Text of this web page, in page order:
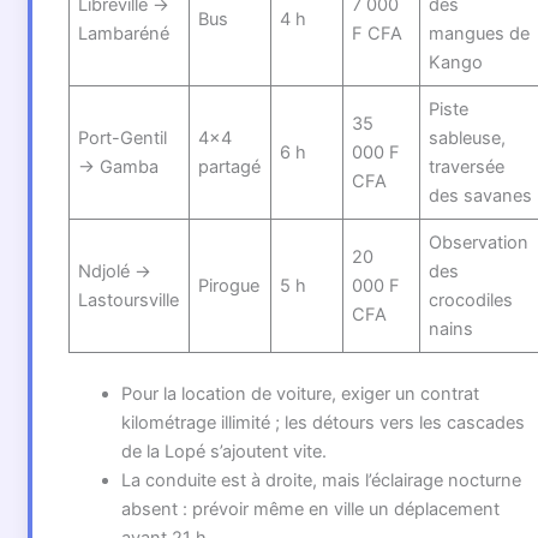
Libreville →
Lambaréné
Bus 4 h
7 000
F CFA
des
mangues de
Kango
Port-Gentil
→ Gamba
4×4
partagé
6 h
35
000 F
CFA
Piste
sableuse,
traversée
des savanes
Ndjolé →
Lastoursville
Pirogue 5 h
20
000 F
CFA
Observation
des
crocodiles
nains
Pour la location de voiture, exiger un contrat
kilométrage illimité ; les détours vers les cascades
de la Lopé s’ajoutent vite.
La conduite est à droite, mais l’éclairage nocturne
absent : prévoir même en ville un déplacement